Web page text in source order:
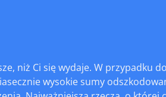
niż Ci się wydaje. W przypadku
wysokie sumy